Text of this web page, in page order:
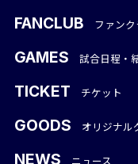
FANCLUB ファンク
GAMES 試合日程・
TICKET チケット
GOODS オリジナル
NEWS ニュース